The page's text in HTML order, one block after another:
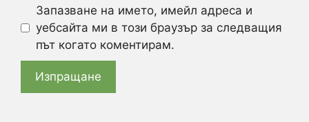
Запазване на името, имейл адреса и
уебсайта ми в този браузър за следващия
път когато коментирам.